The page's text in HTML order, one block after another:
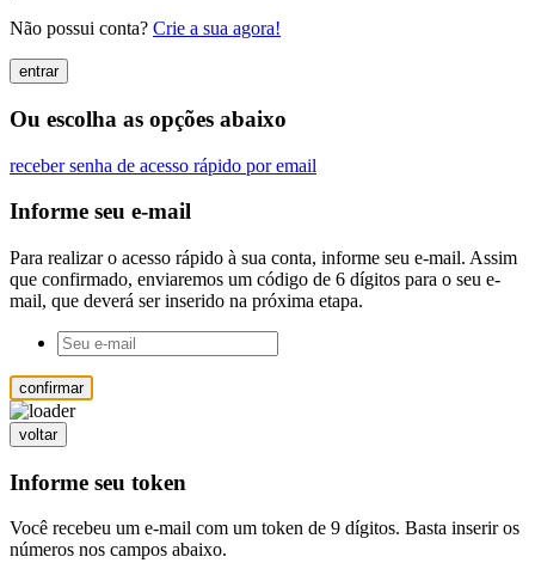
Não possui conta? Crie a sua agora!
entrar
Ou escolha as opções abaixo
receber senha de acesso rápido por email
Informe seu e-mail
Para realizar o acesso rápido à sua conta, informe seu e-mail. Assim
que confirmado, enviaremos um código de 6 dígitos para o seu e-
mail, que deverá ser inserido na próxima etapa.
confirmar
voltar
Informe seu token
Você recebeu um e-mail com um token de 9 dígitos. Basta inserir os
números nos campos abaixo.